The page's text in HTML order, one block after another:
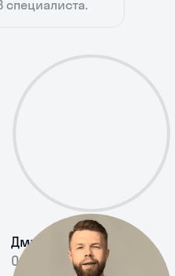
специалиста.
Дмитрий Саас
Опыт 8 лет